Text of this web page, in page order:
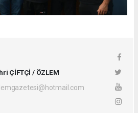
ÇİFTÇİ / ÖZLEM